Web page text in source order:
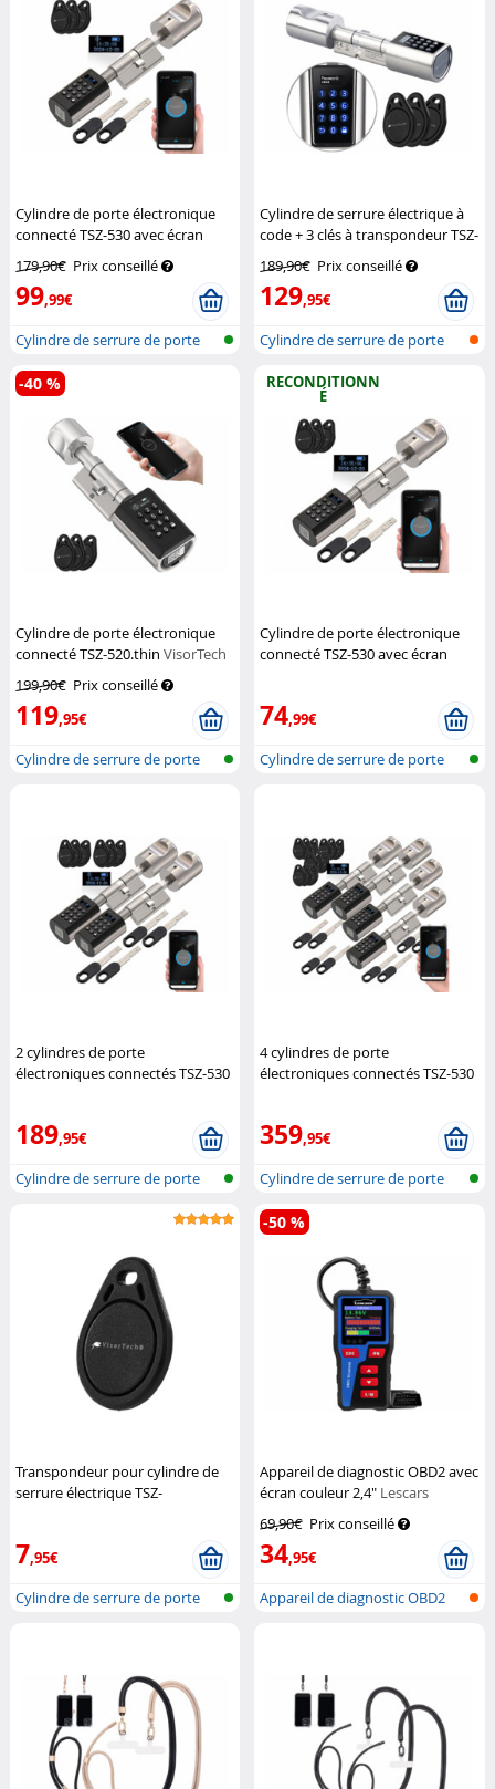
Cylindre de porte électronique
connecté TSZ-530 avec écran
179,90€ Prix conseillé
99,99€
Cylindre de serrure de porte
avec a...
Cylindre de serrure électrique à
code + 3 clés à transpondeur TSZ-
189,90€ Prix conseillé
129,95€
Cylindre de serrure de porte
Cylindre de porte électronique
connecté TSZ-520.thin VisorTech
199,90€ Prix conseillé
119,95€
-40 %
Cylindre de serrure de porte
RECONDITIONN
É
Cylindre de porte électronique
connecté TSZ-530 avec écran
74,99€
Cylindre de serrure de porte
2 cylindres de porte
électroniques connectés TSZ-530
189,95€
Cylindre de serrure de porte
4 cylindres de porte
électroniques connectés TSZ-530
359,95€
Cylindre de serrure de porte
avec a...
Transpondeur pour cylindre de
serrure électrique TSZ-
7,95€
Cylindre de serrure de porte
Appareil de diagnostic OBD2 avec
écran couleur 2,4" Lescars
69,90€ Prix conseillé
34,95€
-50 %
Appareil de diagnostic OBD2